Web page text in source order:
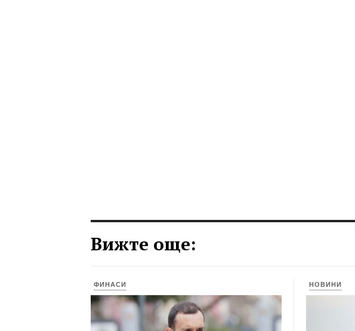
Вижте още:
ФИНАСИ НОВИНИ